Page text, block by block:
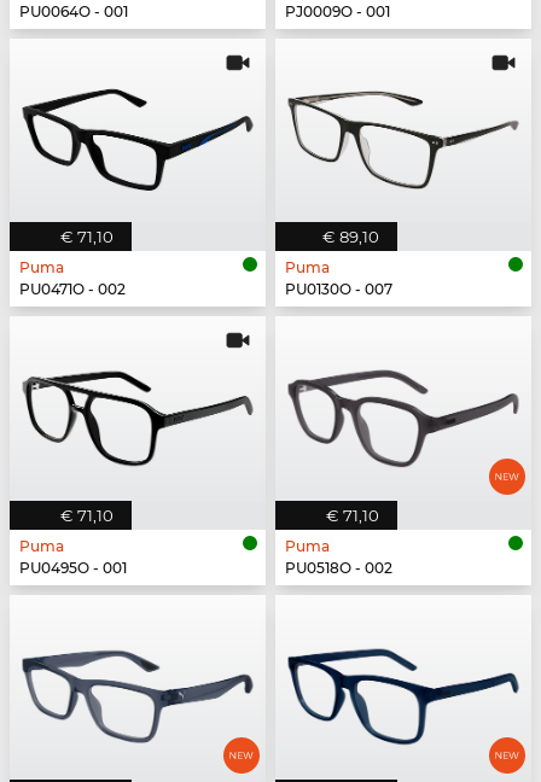
PU0064O - 001
PJ0009O - 001
€ 71,10
Puma
PU0471O - 002
€ 89,10
Puma
PU0130O - 007
€ 71,10
Puma
PU0495O - 001
€ 71,10
Puma
PU0518O - 002